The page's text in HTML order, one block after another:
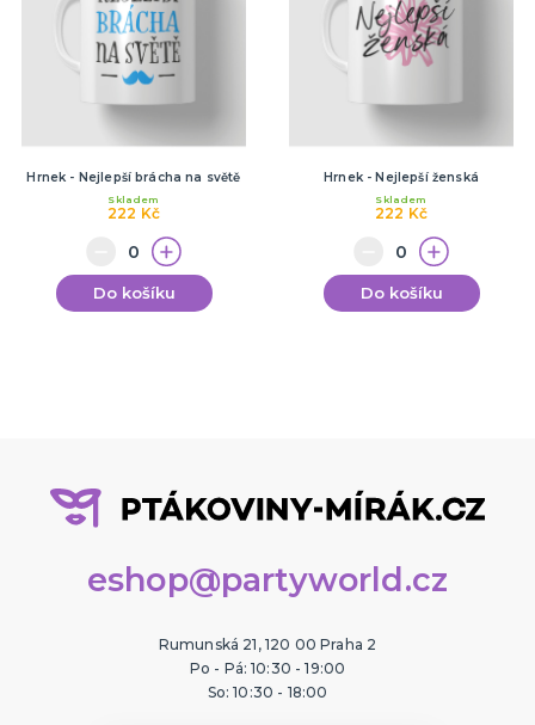
Hrnek - Nejlepší brácha na světě
222 Kč
Skladem
Do košíku
Hrnek - Nejlepší ženská
222 Kč
Skladem
Do košíku
eshop@partyworld.cz
Rumunská 21, 120 00 Praha 2
Po - Pá: 10:30 - 19:00
So: 10:30 - 18:00